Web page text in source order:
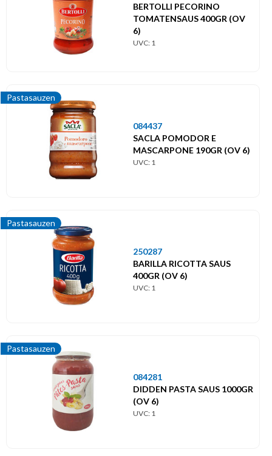
BERTOLLI PECORINO
TOMATENSAUS 400GR (OV
6)
UVC: 1
Pastasauzen
084437
SACLA POMODOR E
MASCARPONE 190GR (OV 6)
UVC: 1
Pastasauzen
250287
BARILLA RICOTTA SAUS
400GR (OV 6)
UVC: 1
Pastasauzen
084281
DIDDEN PASTA SAUS 1000GR
(OV 6)
UVC: 1